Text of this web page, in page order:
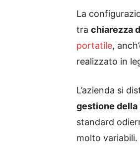
La
tra chiarezza
portatile,
realizzato in
L’azienda si
gestione della
standard
molto variabili.